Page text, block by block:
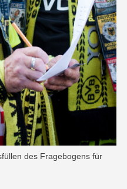
des Fragebogens für